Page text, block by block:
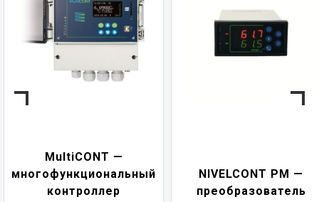
NIVELCONT PM —
преобразователь